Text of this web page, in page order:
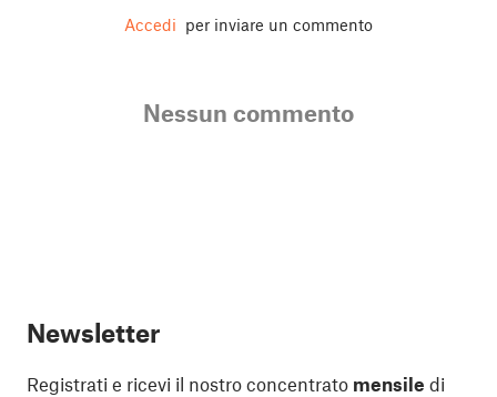
Accedi per inviare un commento
Nessun commento
Newsletter
Registrati e ricevi il nostro concentrato mensile di